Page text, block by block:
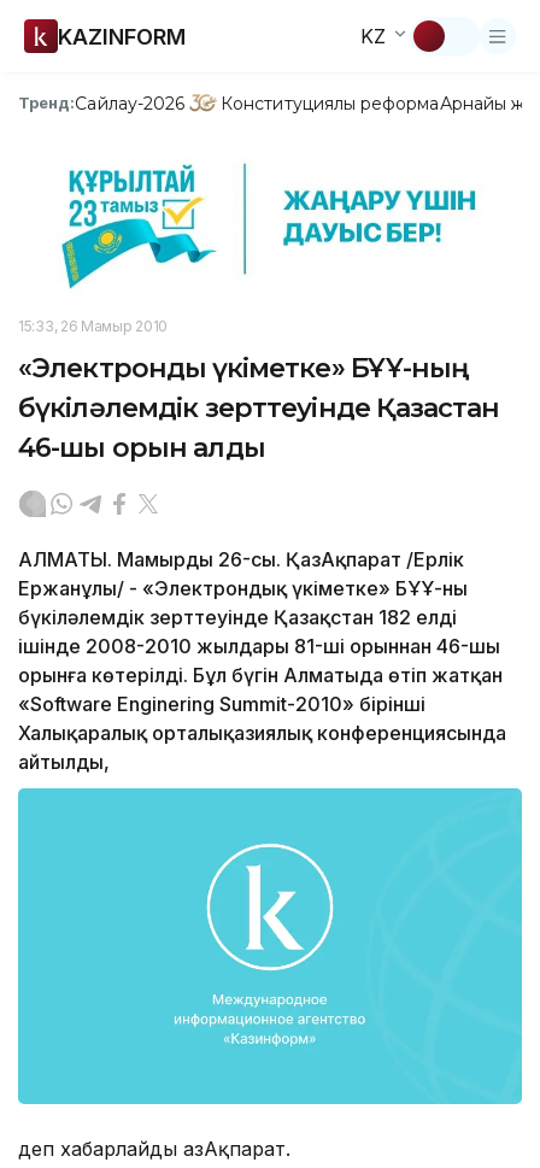
KAZINFORM KZ
Тренд:Сайлау-2026 Конституциялық реформаАрнайы
15:33, 26 Мамыр 2010
«Электрондық үкіметке» БҰҰ-ның
бүкіләлемдік зерттеуінде Қазақстан
46-шы орын алды
АЛМАТЫ. Мамырдың 26-сы. ҚазАқпарат /Ерлік
Ержанұлы/ - «Электрондық үкіметке» БҰҰ-ның
бүкіләлемдік зерттеуінде Қазақстан 182 елдің
ішінде 2008-2010 жылдары 81-ші орыннан 46-шы
орынға көтерілді. Бұл бүгін Алматыда өтіп жатқан
«Software Enginering Summit-2010» бірінші
Халықаралық орталықазиялық конференциясында
айтылды,
деп хабарлайды ҚазАқпарат.